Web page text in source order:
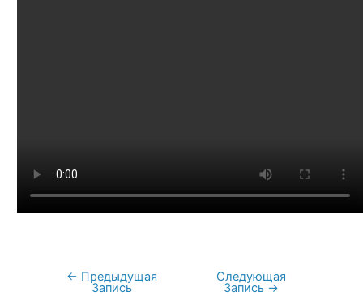
Навигация
← Предыдущая
Запись
Следующая
Запись →